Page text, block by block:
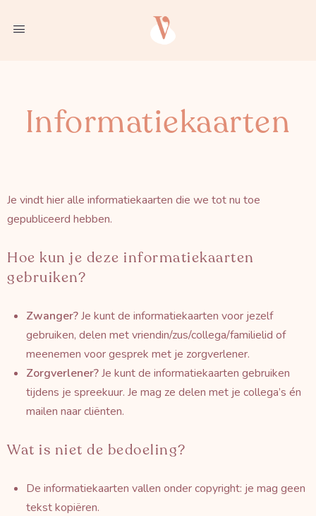
Informatiekaarten
Je vindt hier alle informatiekaarten die we tot nu toe
gepubliceerd hebben.
Hoe kun je deze informatiekaarten
gebruiken?
Zwanger?Je kunt de informatiekaarten voor jezelf
gebruiken, delen met vriendin/zus/collega/familielid of
meenemen voor gesprek met je zorgverlener.
Zorgverlener?Je kunt de informatiekaarten gebruiken
tijdens je spreekuur. Je mag ze delen met je collega’s én
mailen naar cliënten.
Wat is niet de bedoeling?
De informatiekaarten vallen onder copyright: je mag geen
tekst kopiëren.